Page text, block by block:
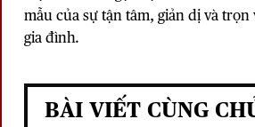
mẫu của sự tận tâm, giản dị và trọn
gia đình.
BÀI VIẾT CÙNG